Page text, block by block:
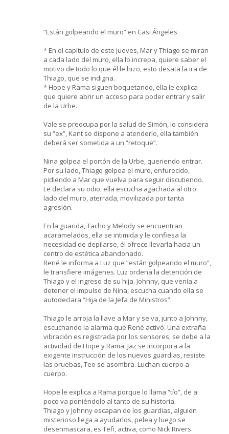
“Están golpeando el muro” en Casi Ángeles
* En el capítulo de este jueves, Mar y Thiago se miran
a cada lado del muro, ella lo increpa, quiere saber el
motivo de todo lo que él le hizo, esto desata la ira de
Thiago, que se indigna.
* Hope y Rama siguen boquetando, ella le explica
que quiere abrir un acceso para poder entrar y salir
de la Urbe.
Vale se preocupa por la salud de Simón, lo considera
su “ex”, Kant se dispone a atenderlo, ella también
deberá ser sometida a un “retoque”.
Nina golpea el portón de la Urbe, queriendo entrar.
Por su lado, Thiago golpea el muro, enfurecido,
pidiendo a Mar que vuelva para seguir discutiendo.
Le declara su odio, ella escucha agachada al otro
lado del muro, aterrada, movilizada por tanta
agresión.
En la guarida, Tacho y Melody se encuentran
acaramelados, ella se intimida y le confiesa la
necesidad de depilarse, él ofrece llevarla hacia un
centro de estética abandonado.
René le informa a Luz que “están golpeando el muro”,
le transfiere imágenes. Luz ordena la detención de
Thiago y el ingreso de su hija. Johnny, que venía a
detener el impulso de Nina, escucha cuando ella se
autodeclara “Hija de la Jefa de Ministros”.
Thiago le arroja la llave a Mar y se va, junto a Johnny,
escuchando la alarma que René activó. Una extraña
vibración es registrada por los sensores, se debe a la
actividad de Hope y Rama. Jaz se incorpora a la
exigente instrucción de los nuevos guardias, resiste
las pruebas, Teo se asombra. Luchan cuerpo a
cuerpo.
Hope le explica a Rama porque lo llama “tío”, de a
poco va poniéndolo al tanto de su historia.
Thiago y Johnny escapan de los guardias, alguien
misterioso llega a ayudarlos, pelea y luego se
desenmascara, es Tefi, activa, como Nick Rivers.